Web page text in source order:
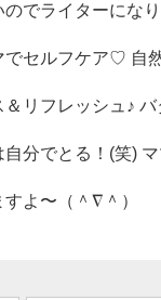
でライターにな
でセルフケア♡ 自
＆リフレッシュ♪
分でとる！(笑)
よ〜（＾∇＾）